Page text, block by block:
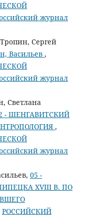
журнал
Сергей
Васильев ,
журнал
Светлана
- ШЕНГАВИТСКИЙ
,
журнал
05 -
XVIII В. ПО
РОССИЙСКИЙ